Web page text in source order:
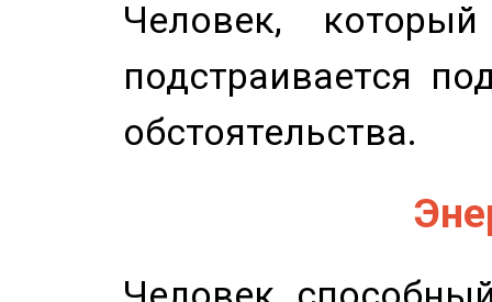
Человек,
подстраивается
обстоятельства.